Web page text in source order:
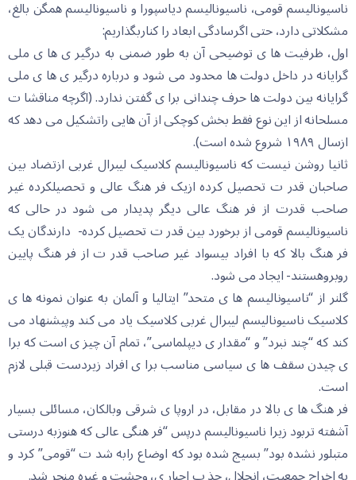
ناسیونالیسم قومی، ناسیونالیسم دیاسپورا و ناسیونالیسم همگن بالغ،
مشکلاتی دارد، حتی اگرسادگی ابعاد را کناربگذاریم:
اول، ظرفیت ها ی توضیحی آن به طور ضمنی به درگیر ی ها ی ملی
گرایانه در داخل دولت ها محدود می شود و درباره درگیر ی ها ی ملی
گرایانه بین دولت ها حرف چندانی برا ی گفتن ندارد. (اگرچه مناقشا ت
مسلحانه از این نوع فقط بخش کوچکی از آن هایی راتشکیل می دهد که
ازسال ١٩٨٩ شروع شده است).
ثانیا روشن نیست که ناسیونالیسم کلاسیک لیبرال غربی ازتضاد بین
صاحبان قدر ت تحصیل کرده ازیک فر هنگ عالی و تحصیلکرده غیر
صاحب قدرت از فر هنگ عالی دیگر پدیدار می شود در حالی که
ناسیونالیسم قومی از برخورد بین قدر ت تحصیل کرده- دارندگان یک
فر هنگ بالا که با افراد بیسواد غیر صاحب قدر ت از فر هنگ پایین
روبروهستند- ایجاد می شود.
گلنر از “ناسیونالیسم ها ی متحد” ایتالیا و آلمان به عنوان نمونه ها ی
کلاسیک ناسیونالیسم لیبرال غربی کلاسیک یاد می کند وپیشنهاد می
کند که “چند نبرد” و “مقدار ی دیپلماسی”، تمام آن چیز ی است که برا
ی چیدن سقف ها ی سیاسی مناسب برا ی افراد زیردست قبلی لازم
است.
فر هنگ ها ی بالا در مقابل، در اروپا ی شرقی وبالکان، مسائلی بسیار
آشفته تربود زیرا ناسیونالیسم درپس “فر هنگی عالی که هنوزبه درستی
متبلور نشده بود” بسیج شده بود که اوضاع رابه شد ت “قومی” کرد و